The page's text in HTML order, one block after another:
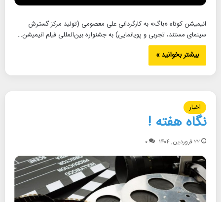
انیمیشن کوتاه «باگ» به کارگردانی علی معصومی (تولید مرکز گسترش
سینمای مستند، تجربی و پویانمایی) به جشنواره بین‌المللی فیلم انیمیشن…
بیشتر بخوانید »
اخبار
نگاه هفته !
۲۲ فروردین, ۱۴۰۴ ۰